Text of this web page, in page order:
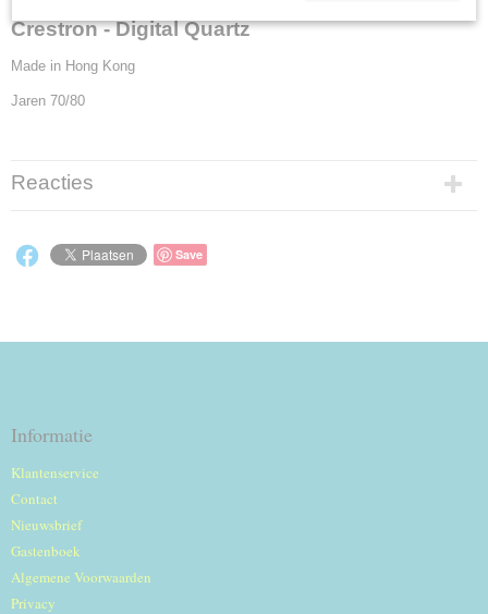
Crestron - Digital Quartz
Made in Hong Kong
Jaren 70/80
Reacties
Save
Informatie
Klantenservice
Contact
Nieuwsbrief
Gastenboek
Algemene Voorwaarden
Privacy